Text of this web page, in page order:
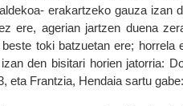
erakartzeko gauza izan
ere, agerian jartzen duena
toki batzuetan ere; horrela
den bisitari horien jatorria:
eta Frantzia, Hendaia sartu